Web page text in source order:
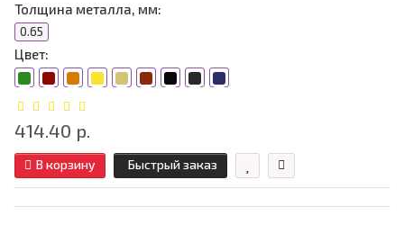
Толщина металла, мм:
0.65
Цвет:
414.40 р.
В корзину Быстрый заказ